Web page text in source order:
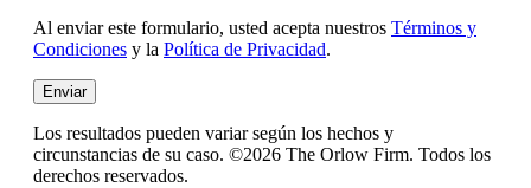
Al enviar este formulario, usted acepta nuestros Términos y
Condiciones y la Política de Privacidad.
Enviar
Los resultados pueden variar según los hechos y
circunstancias de su caso. ©2026 The Orlow Firm. Todos los
derechos reservados.